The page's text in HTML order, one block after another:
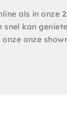
als in onze
kan
onze